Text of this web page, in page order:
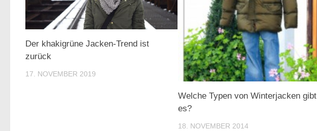
Der khakigrüne Jacken-Trend ist
zurück
17. NOVEMBER 2019
Welche Typen von Winterjacken gibt
es?
18. NOVEMBER 2014